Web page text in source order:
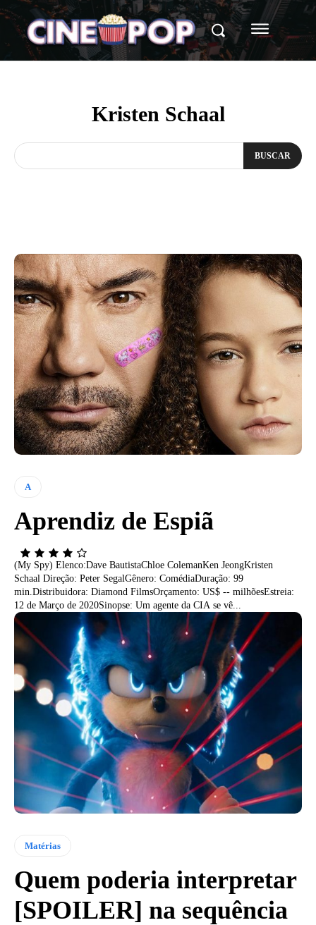
Kristen Schaal
BUSCAR
A
Aprendiz de Espiã
(My Spy) Elenco:Dave BautistaChloe ColemanKen JeongKristen
Schaal Direção: Peter SegalGênero: ComédiaDuração: 99
min.Distribuidora: Diamond FilmsOrçamento: US$ -- milhõesEstreia:
12 de Março de 2020Sinopse: Um agente da CIA se vê...
Matérias
Quem poderia interpretar
[SPOILER] na sequência